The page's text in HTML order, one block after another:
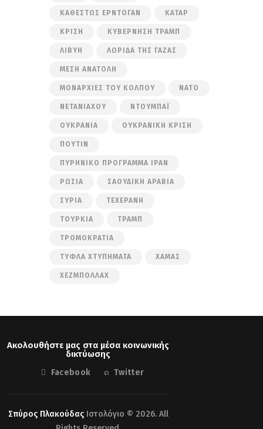
ΚΑΘΕΣΤΏΣ ΕΡΝΤΟΓΆΝ ΚΑΤΆΡ
ΚΡΊΣΗ ΚΥΒΈΡΝΗΣΗ ΤΡΑΜΠ
ΛΙΒΎΗ ΛΩΡΊΔΑ ΤΗΣ ΓΆΖΑΣ
ΜΈΣΗ ΑΝΑΤΟΛΉ
ΜΟΝΑΡΧΊΕΣ ΤΟΥ ΚΌΛΠΟΥ ΝΑΤΟ
ΝΕΤΑΝΙΆΧΟΥ ΝΤΟΥΜΠΆΙ
ΟΥΚΡΑΝΊΑ ΟΥΚΡΑΝΙΚΉ ΚΡΊΣΗ
ΠΟΎΤΙΝ
ΠΥΡΗΝΙΚΌ ΠΡΌΓΡΑΜΜΑ ΙΡΆΝ
ΡΩΣΊΑ ΣΑΟΥΔΙΚΉ ΑΡΑΒΊΑ
ΣΥΡΊΑ ΤΕΧΕΡΆΝΗ
ΤΟΥΡΚΊΑ ΤΡΑΜΠ
ΤΡΟΜΟΚΡΑΤΊΑ
ΤΥΦΛΆ ΧΤΥΠΉΜΑΤΑ ΧΑΜΆΣ
ΧΕΖΜΠΟΛΛΆΧ
Ακολουθήστε μας στα μέσα κοινωνικής
δικτύωσης
Facebook Twitter
Σπύρος ΠλακούδαςΙστολόγιο © 2026. All